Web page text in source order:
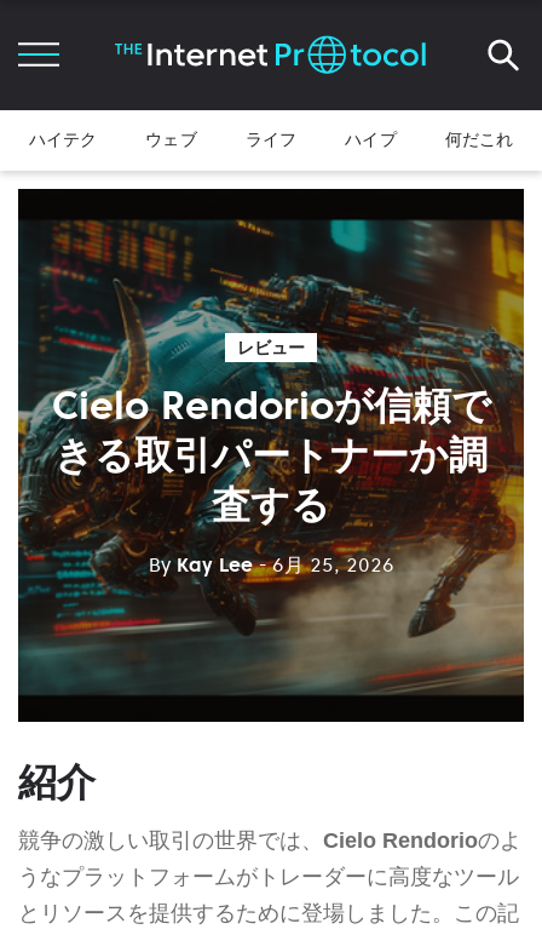
ハイテク ウェブ ライフ ハイプ 何だこれ
レビュー
Cielo Rendorioが信頼で
きる取引パートナーか調
査する
By Kay Lee - 6月 25, 2026
紹介
競争の激しい取引の世界では、 Cielo Rendorioのよ
うなプラットフォームがトレーダーに高度なツール
とリソースを提供するために登場しました。この記